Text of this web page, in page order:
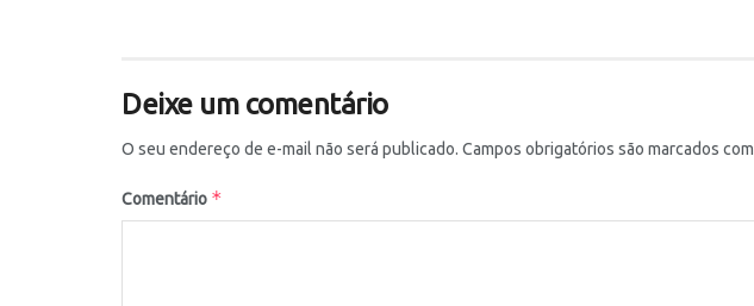
Deixe um comentário
O seu endereço de e-mail não será publicado. Campos obrigatórios são marcados com
Comentário *